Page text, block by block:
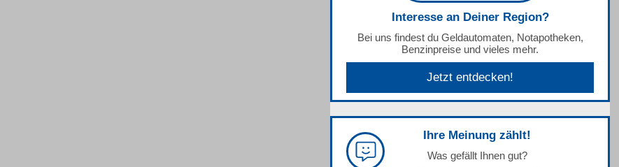
Interesse an Deiner Region?
Bei uns findest du Geldautomaten, Notapotheken,
Benzinpreise und vieles mehr.
Jetzt entdecken!
Ihre Meinung zählt!
Was gefällt Ihnen gut?